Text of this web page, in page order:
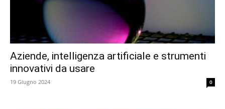
Aziende, intelligenza artificiale e strumenti
innovativi da usare
19 Giugno 2024 0